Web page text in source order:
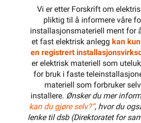
500W
600W
Vi er etter Forskrift om
pliktig til å informere våre
installasjonsmateriell ment for
et fast elektrisk anlegg kan
en registrert
er elektrisk materiell som
for bruk i faste
materiell som forbruker
installere. Ønsker du mer
kan du gjøre selv?”, hvor du
lenke til dsb (Direktoratet for